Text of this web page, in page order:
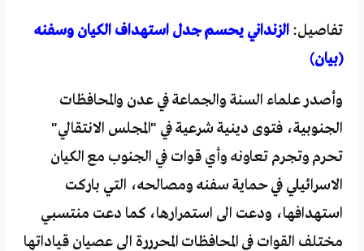
تفاصيل: الزنداني يحسم جدل استهداف الكيان وسفنه
(بيان)
وأصدر علماء السنة والجماعة في عدن والمحافظات
الجنوبية، فتوى دينية شرعية في "المجلس الانتقالي"
تحرم وتجرم تعاونه وأي قوات في الجنوب مع الكيان
الاسرائيلي في حماية سفنه ومصالحه، التي باركت
استهدافها، ودعت الى استمرارها، كما دعت منتسبي
مختلف القوات في المحافظات المحرررة الى عصيان قياداتها